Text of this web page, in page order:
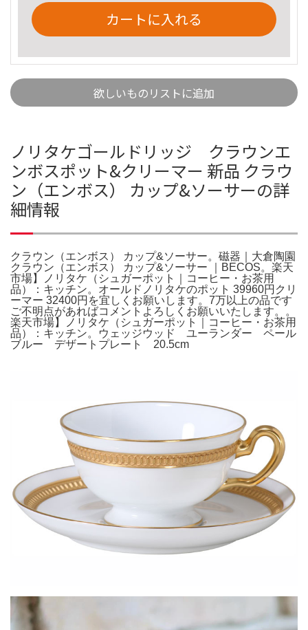
カートに入れる
欲しいものリストに追加
ノリタケゴールドリッジ クラウンエ
ンボスポット&クリーマー 新品 クラウ
ン（エンボス） カップ&ソーサーの詳
細情報
クラウン（エンボス） カップ&ソーサー。磁器｜大倉陶園
クラウン（エンボス） カップ&ソーサー ｜BECOS。楽天
市場】ノリタケ（シュガーポット｜コーヒー・お茶用
品）：キッチン。オールドノリタケのポット 39960円クリ
ーマー 32400円を宜しくお願いします。7万以上の品です
ご不明点があればコメントよろしくお願いいたします。。
楽天市場】ノリタケ（シュガーポット｜コーヒー・お茶用
品）：キッチン。ウェッジウッド ユーランダー ペール
ブルー デザートプレート 20.5cm